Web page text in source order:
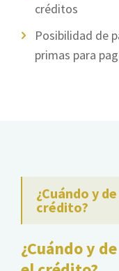
créditos
Posibilidad de
primas para
¿Cuándo y
crédito?
¿Cuándo y